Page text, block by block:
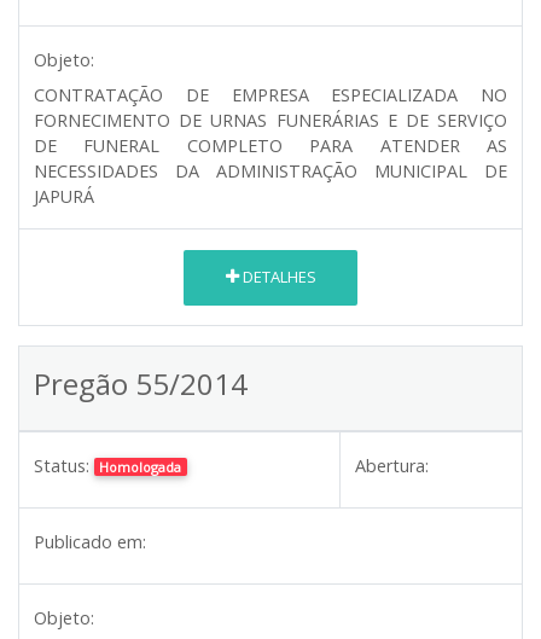
Objeto:
CONTRATAÇÃO DE EMPRESA ESPECIALIZADA NO
FORNECIMENTO DE URNAS FUNERÁRIAS E DE SERVIÇO
DE FUNERAL COMPLETO PARA ATENDER AS
NECESSIDADES DA ADMINISTRAÇÃO MUNICIPAL DE
JAPURÁ
DETALHES
Pregão 55/2014
Status: Homologada Abertura:
Publicado em:
Objeto: